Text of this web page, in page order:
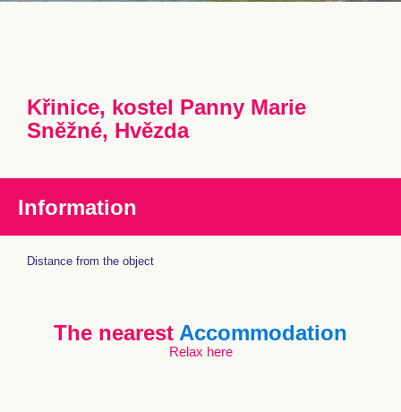
Křinice, kostel Panny Marie
Sněžné, Hvězda
Information
Distance from the object
The nearest Accommodation
Relax here